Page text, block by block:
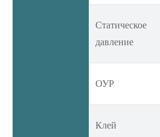
Статическое
давление
ОУР
Клей